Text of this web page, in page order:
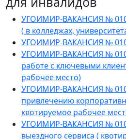
УГОИМИР-ВАКАНСИЯ №
( в колледжах,
УГОИМИР-ВАКАНСИЯ №
УГОИМИР-ВАКАНСИЯ №
работе с ключевыми
рабочее место)
УГОИМИР-ВАКАНСИЯ №
привлечению
квотируемое рабочее
УГОИМИР-ВАКАНСИЯ №
выездного сервиса (